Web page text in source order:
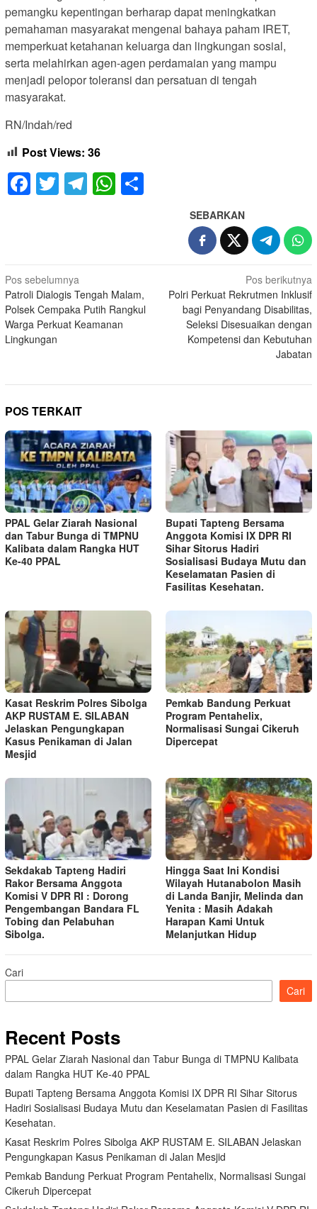
pemangku kepentingan berharap dapat meningkatkan
pemahaman masyarakat mengenai bahaya paham IRET,
memperkuat ketahanan keluarga dan lingkungan sosial,
serta melahirkan agen-agen perdamaian yang mampu
menjadi pelopor toleransi dan persatuan di tengah
masyarakat.
RN/Indah/red
Post Views: 36
Facebook
TwitterTelegram
WhatsApp
SEBARKAN
Navigasi
pos
Pos sebelumnya
Patroli Dialogis Tengah Malam,
Polsek Cempaka Putih Rangkul
Warga Perkuat Keamanan
Lingkungan
Pos berikutnya
Polri Perkuat Rekrutmen Inklusif
bagi Penyandang Disabilitas,
Seleksi Disesuaikan dengan
Kompetensi dan Kebutuhan
Jabatan
POS TERKAIT
PPAL Gelar Ziarah Nasional
dan Tabur Bunga di TMPNU
Kalibata dalam Rangka HUT
Ke-40 PPAL
Bupati Tapteng Bersama
Anggota Komisi IX DPR RI
Sihar Sitorus Hadiri
Sosialisasi Budaya Mutu dan
Keselamatan Pasien di
Fasilitas Kesehatan.
Kasat Reskrim Polres Sibolga
AKP RUSTAM E. SILABAN
Jelaskan Pengungkapan
Kasus Penikaman di Jalan
Mesjid
Pemkab Bandung Perkuat
Program Pentahelix,
Normalisasi Sungai Cikeruh
Dipercepat
Sekdakab Tapteng Hadiri
Rakor Bersama Anggota
Komisi V DPR RI : Dorong
Pengembangan Bandara FL
Tobing dan Pelabuhan
Sibolga.
Hingga Saat Ini Kondisi
Wilayah Hutanabolon Masih
di Landa Banjir, Melinda dan
Yenita : Masih Adakah
Harapan Kami Untuk
Melanjutkan Hidup
Cari
Cari
Recent Posts
PPAL Gelar Ziarah Nasional dan Tabur Bunga di TMPNU Kalibata
dalam Rangka HUT Ke-40 PPAL
Bupati Tapteng Bersama Anggota Komisi IX DPR RI Sihar Sitorus
Hadiri Sosialisasi Budaya Mutu dan Keselamatan Pasien di Fasilitas
Kesehatan.
Kasat Reskrim Polres Sibolga AKP RUSTAM E. SILABAN Jelaskan
Pengungkapan Kasus Penikaman di Jalan Mesjid
Pemkab Bandung Perkuat Program Pentahelix, Normalisasi Sungai
Cikeruh Dipercepat